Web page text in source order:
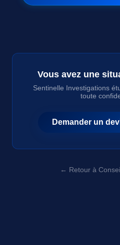
Vous avez une
Sentinelle Investigations
toute
Demander un
← Retour à